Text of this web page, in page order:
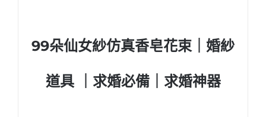
99朵仙女紗仿真香皂花束｜ 婚紗
道具 ｜求婚必備｜求婚神器